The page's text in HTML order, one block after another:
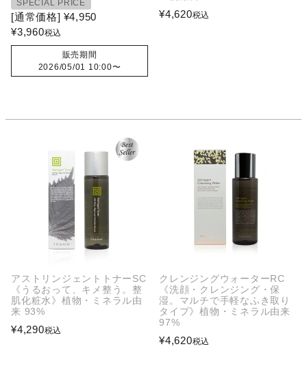
SPECIAL PRICE
[通常価格] ¥4,950
¥3,960税込
販売期間
2026/05/01 10:00〜
¥4,620税込
アストリンジェントトナーSC
《うるおって、キメ整う。整
肌化粧水》植物・ミネラル由
来 93%
¥4,290税込
クレンジングウォーターRC
《洗顔・クレンジング・保
湿。マルチで手軽なふき取り
タイプ》植物・ミネラル由来
97%
¥4,620税込